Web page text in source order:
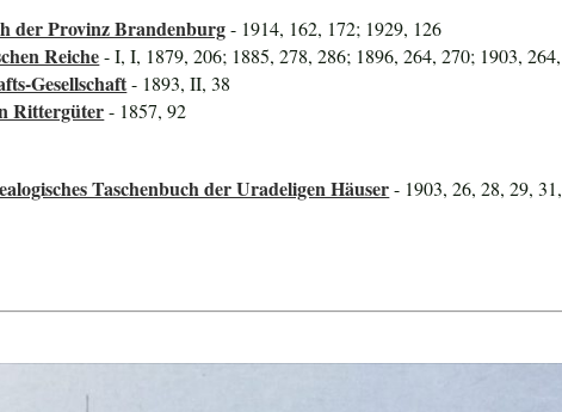
der Provinz Brandenburg- 1914, 162, 172; 1929, 126
Reiche- I, I, 1879, 206; 1885, 278, 286; 1896, 264, 270; 1903,
Gesellschaft- 1893, II, 38
Rittergüter- 1857, 92
Taschenbuch der Uradeligen Häuser- 1903, 26, 28, 29,